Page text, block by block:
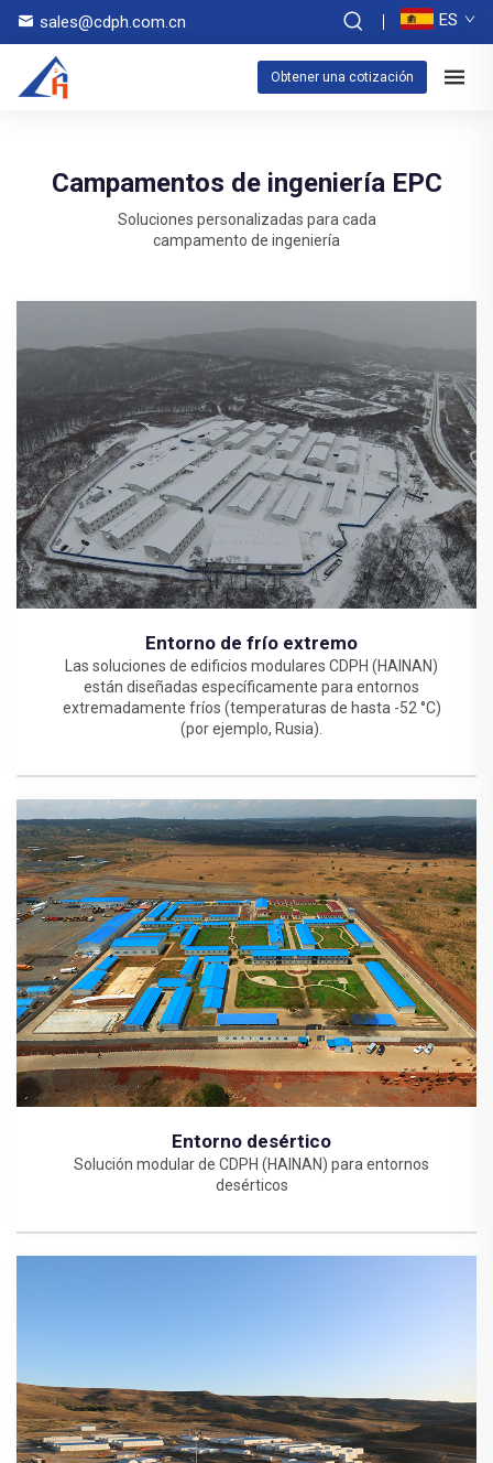
sales@cdph.com.cn ES
Obtener una cotización
Campamentos de ingeniería EPC
Soluciones personalizadas para cada
campamento de ingeniería
Entorno de frío extremo
Las soluciones de edificios modulares CDPH (HAINAN)
están diseñadas específicamente para entornos
extremadamente fríos (temperaturas de hasta -52 °C)
(por ejemplo, Rusia).
Entorno desértico
Solución modular de CDPH (HAINAN) para entornos
desérticos